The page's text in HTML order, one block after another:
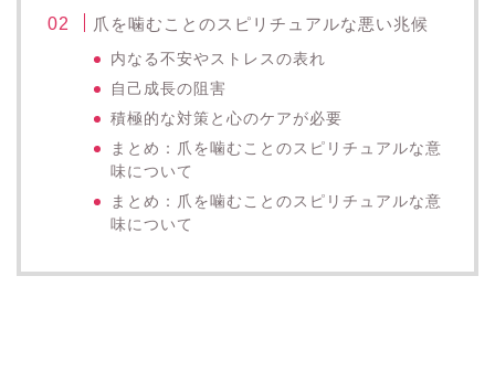
爪を噛むことのスピリチュアルな悪い兆候
内なる不安やストレスの表れ
自己成長の阻害
積極的な対策と心のケアが必要
まとめ：爪を噛むことのスピリチュアルな意
味について
まとめ：爪を噛むことのスピリチュアルな意
味について